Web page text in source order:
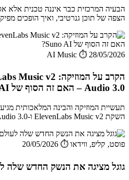
הבעיה המרכזית כבר איננה טכנית אלא
הצפה של תוכן גנרטיבי, ואיך הופכים
AI Music ⏱️ 28/05/2026
Audio 3.0 – האם זה הסוף של Suno AI?
תעשיית המוזיקה והבינה המלאכותית
השקת ElevenLabs Music v2 ו-Stable Audio 3.0, חברות הענק מצ...
פוסט, קליפ, ווידאו ⏱️ 20/05/2026
גוגל מציגה את הנשק החדש שלה